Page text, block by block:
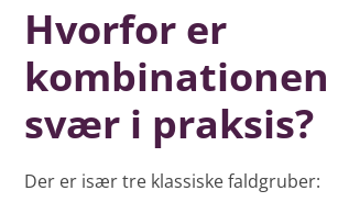
Hvorfor er
kombinationen
svær i praksis?
Der er især tre klassiske faldgruber: